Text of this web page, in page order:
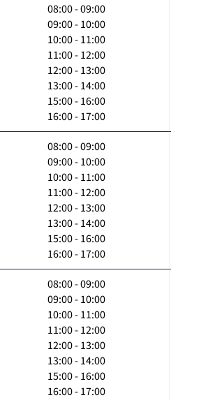
08:00 - 09:00
09:00 - 10:00
10:00 - 11:00
11:00 - 12:00
12:00 - 13:00
13:00 - 14:00
15:00 - 16:00
16:00 - 17:00
08:00 - 09:00
09:00 - 10:00
10:00 - 11:00
11:00 - 12:00
12:00 - 13:00
13:00 - 14:00
15:00 - 16:00
16:00 - 17:00
08:00 - 09:00
09:00 - 10:00
10:00 - 11:00
11:00 - 12:00
12:00 - 13:00
13:00 - 14:00
15:00 - 16:00
16:00 - 17:00